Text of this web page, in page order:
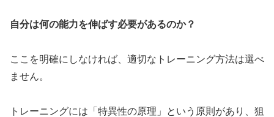
自分は何の能力を伸ばす必要があるのか？
ここを明確にしなければ、適切なトレーニング方法は選べ
ません。
トレーニングには「特異性の原理」という原則があり、狙